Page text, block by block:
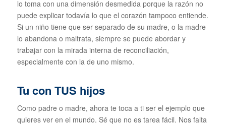
lo toma con una dimensión desmedida porque la razón no
puede explicar todavía lo que el corazón tampoco entiende.
Si un niño tiene que ser separado de su madre, o la madre
lo abandona o maltrata, siempre se puede abordar y
trabajar con la mirada interna de reconciliación,
especialmente con la de uno mismo.
Tu con TUS hijos
Como padre o madre, ahora te toca a ti ser el ejemplo que
quieres ver en el mundo. Sé que no es tarea fácil. Nos falta